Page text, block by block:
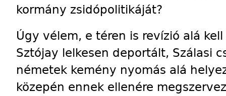
kormány zsidópolitikáját?
Úgy vélem, e téren is revízió alá
Sztójay lelkesen deportált, Szálasi
németek kemény nyomás alá
közepén ennek ellenére